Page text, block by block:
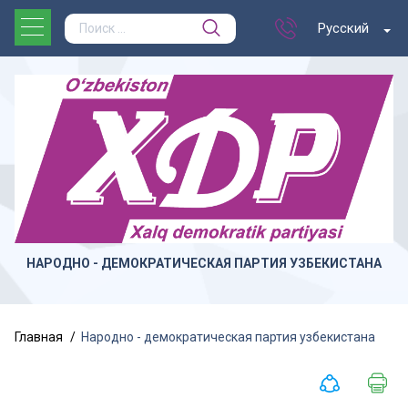
Русский
НАРОДНО - ДЕМОКРАТИЧЕСКАЯ ПАРТИЯ УЗБЕКИСТАНА
Главная Народно - демократическая партия узбекистана